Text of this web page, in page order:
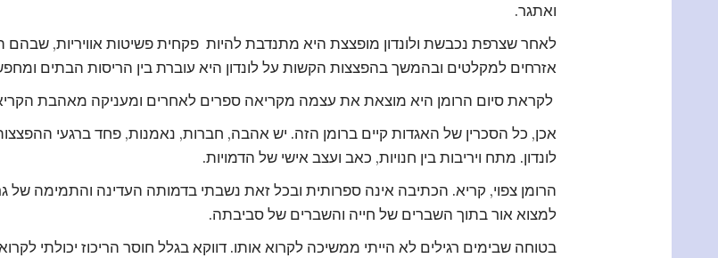
ואתגר.
לאחר שצרפת נכבשת ולונדון מופצצת היא מתנדבת להיות פקחית פשיטות אוויריות, שבהם
אזרחים למקלטים ובהמשך בהפצצות הקשות על לונדון היא עוברת בין הריסות הבתים
לקראת סיום הרומן היא מוצאת את עצמה מקריאה ספרים לאחרים ומעניקה מאהבת
אכן, כל הסכרין של האגדות קיים ברומן הזה. יש אהבה, חברות, נאמנות, פחד ברגעי
לונדון. מתח ויריבות בין חנויות, כאב ועצב אישי של הדמויות.
הרומן צפוי, קריא. הכתיבה אינה ספרותית ובכל זאת נשבתי בדמותה העדינה והתמימה של
למצוא אור בתוך השברים של חייה והשברים של סביבתה.
בטוחה שבימים רגילים לא הייתי ממשיכה לקרוא אותו. דווקא בגלל חוסר הריכוז יכולתי